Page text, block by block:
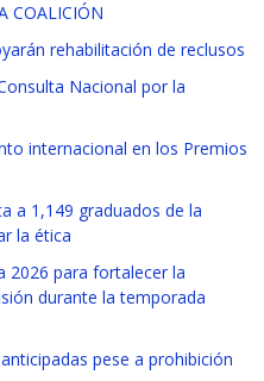
COALICIÓN
rehabilitación de reclusos
Nacional por la
internacional en los Premios
a 1,149 graduados de la
la ética
2026 para fortalecer la
durante la temporada
pese a prohibición